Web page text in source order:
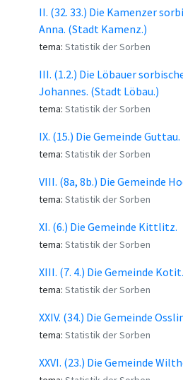
II. (32. 33.) Die Kamenzer
Anna. (Stadt Kamenz.)
tema: Statistik der Sorben
III. (1.2.) Die Löbauer
Johannes. (Stadt Löbau.)
tema: Statistik der Sorben
IX. (15.) Die Gemeinde Guttau.
tema: Statistik der Sorben
VIII. (8a, 8b.) Die Gemeinde
tema: Statistik der Sorben
XI. (6.) Die Gemeinde Kittlitz.
tema: Statistik der Sorben
XIII. (7. 4.) Die Gemeinde
tema: Statistik der Sorben
XXIV. (34.) Die Gemeinde
tema: Statistik der Sorben
XXVI. (23.) Die Gemeinde